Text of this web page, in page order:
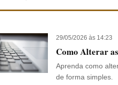
29/05/2026 às 14:23
Como Alterar
Aprenda como
de forma simples.